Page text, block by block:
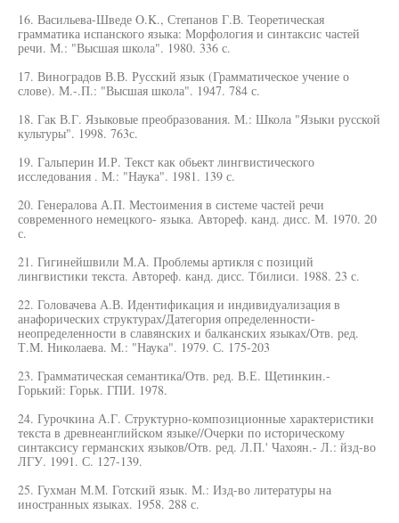
16. Васильева-Шведе O.K., Степанов Г.В. Теоретическая
грамматика испанского языка: Морфология и синтаксис частей
речи. М.: "Высшая школа". 1980. 336 с.
17. Виноградов В.В. Русский язык (Грамматическое учение о
слове). М.-.П.: "Высшая школа". 1947. 784 с.
18. Гак В.Г. Языковые преобразования. М.: Школа "Языки русской
культуры". 1998. 763с.
19. Гальперин И.Р. Текст как обьект лингвистического
исследования . М.: "Наука". 1981. 139 с.
20. Генералова А.П. Местоимения в системе частей речи
современного немецкого- языка. Автореф. канд. дисс. М. 1970. 20
с.
21. Гигинейшвили М.А. Проблемы артикля с позиций
лингвистики текста. Автореф. канд. дисс. Тбилиси. 1988. 23 с.
22. Головачева А.В. Идентификация и индивидуализация в
анафорических структурах/Датегория определенности-
неопределенности в славянских и балканских языках/Отв. ред.
Т.М. Николаева. М.: "Наука". 1979. С. 175-203
23. Грамматическая семантика/Отв. ред. В.Е. Щетинкин.-
Горький: Горьк. ГПИ. 1978.
24. Гурочкина А.Г. Структурно-композиционные характеристики
текста в древнеанглийском языке//Очерки по историческому
синтаксису германских языков/Отв. ред. Л.П.' Чахоян.- Л.: йзд-во
ЛГУ. 1991. С. 127-139.
25. Гухман М.М. Готский язык. М.: Изд-во литературы на
иностранных языках. 1958. 288 с.